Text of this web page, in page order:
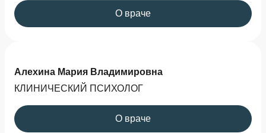
О враче
Алехина Мария Владимировна
КЛИНИЧЕСКИЙ ПСИХОЛОГ
О враче